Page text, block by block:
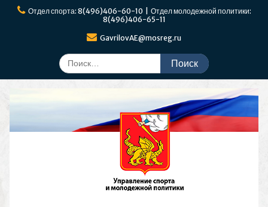
ПерейтиОтдел спорта: 8(496)406-60-10 | Отдел молодежной политики:
8(496)406-65-11
GavrilovAE@mosreg.ru
Поиск
по: